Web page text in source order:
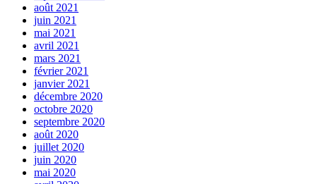
août 2021
juin 2021
mai 2021
avril 2021
mars 2021
février 2021
janvier 2021
décembre 2020
octobre 2020
septembre 2020
août 2020
juillet 2020
juin 2020
mai 2020